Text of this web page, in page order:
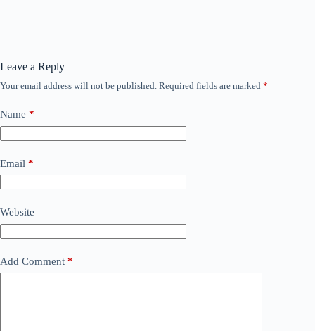
Leave a Reply
Your email address will not be published. Required fields are marked *
Name *
Email *
Website
Add Comment *